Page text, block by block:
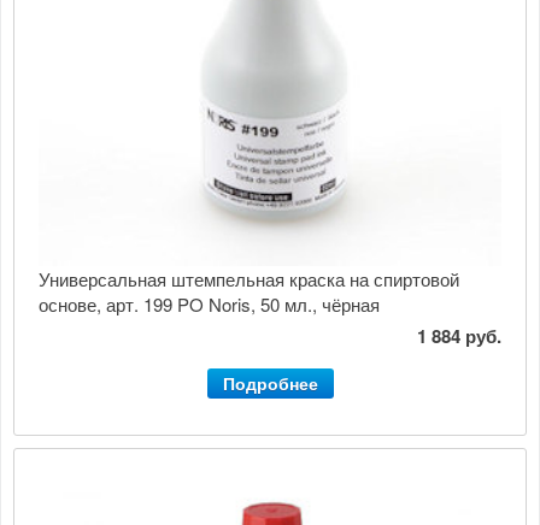
Универсальная штемпельная краска на спиртовой
основе, арт. 199 PO Noris, 50 мл., чёрная
1 884 руб.
Подробнее